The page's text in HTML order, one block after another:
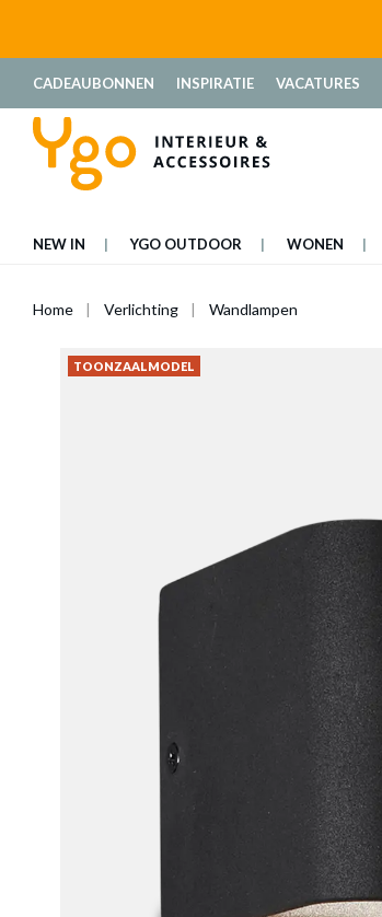
CADEAUBONNEN INSPIRATIE VACATURES
NEW IN YGO OUTDOOR WONEN
Home Verlichting Wandlampen
TOONZAALMODEL